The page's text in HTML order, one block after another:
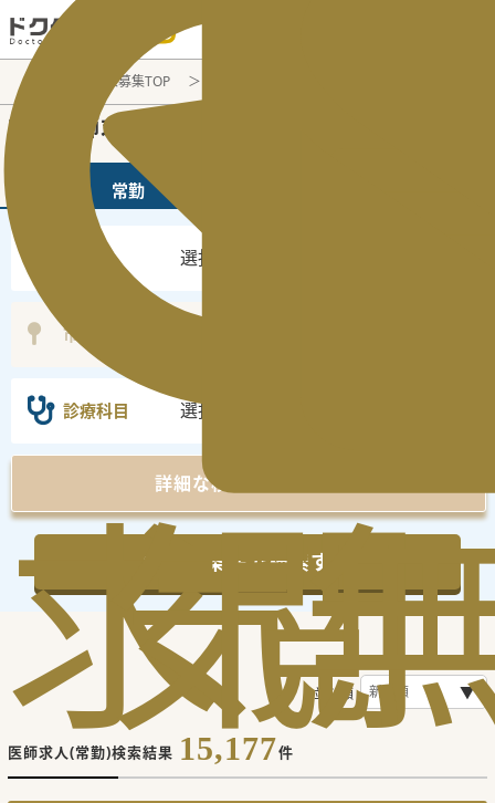
求
気
閲
医師転職・求人募集TOP
常勤医師求人・転職情報
常勤
選択なし
市区町村
診療科目 選択なし
詳細な検索条件を表示
この条件で検索する
医師求人(常勤)検索結果 15,177件
並び順